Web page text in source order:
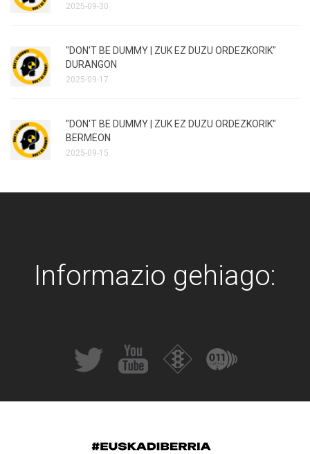
2025-09-30
"DON'T BE DUMMY | ZUK EZ DUZU ORDEZKORIK"
DURANGON
2025-09-17
"DON'T BE DUMMY | ZUK EZ DUZU ORDEZKORIK"
BERMEON
2025-09-15
Informazio gehiago: